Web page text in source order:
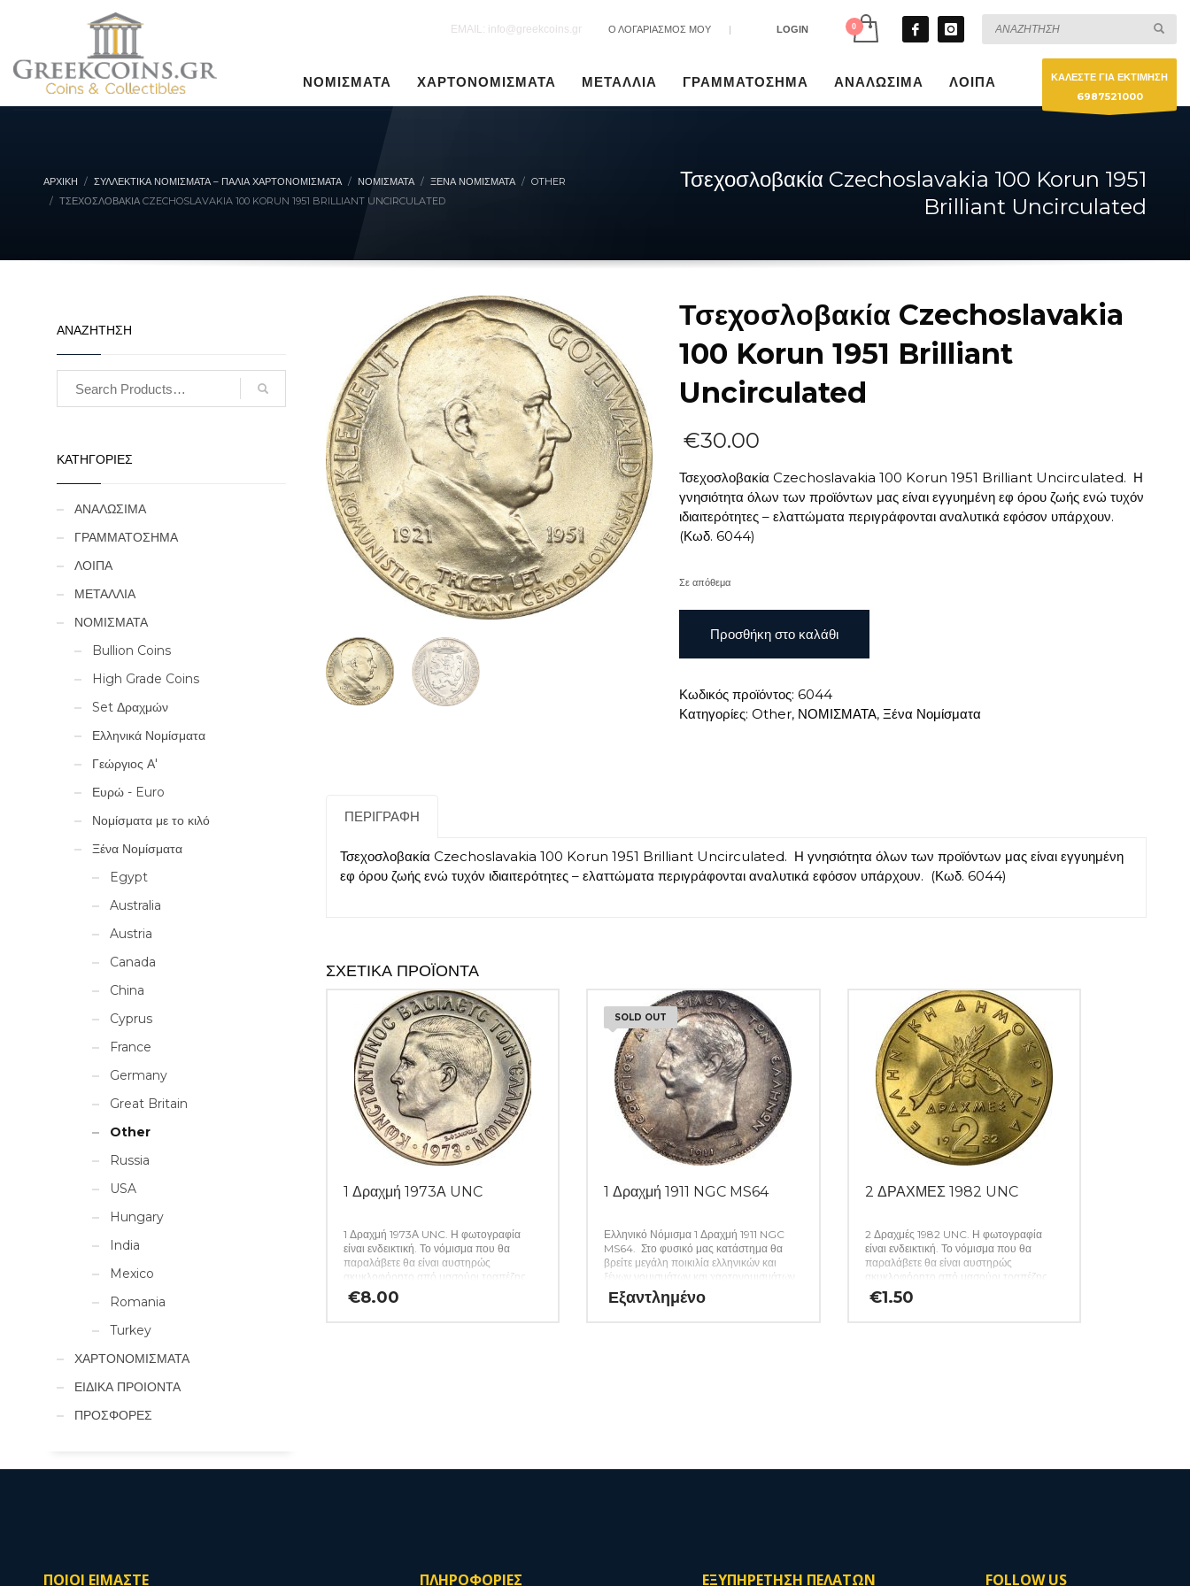
EMAIL: info@greekcoins.gr Ο ΛΟΓΑΡΙΑΣΜΟΣ ΜΟΥ | LOGIN
ΝΟΜΙΣΜΑΤΑ ΧΑΡΤΟΝΟΜΙΣΜΑΤΑ ΜΕΤΑΛΛΙΑ ΓΡΑΜΜΑΤΟΣΗΜΑ ΑΝΑΛΩΣΙΜΑ ΛΟΙΠΑ
ΚΑΛΕΣΤΕ ΓΙΑ ΕΚΤΙΜΗΣΗ
6987521000
ΑΡΧΙΚΉ ΣΥΛΛΕΚΤΙΚΆ ΝΟΜΊΣΜΑΤΑ – ΠΑΛΙΆ ΧΑΡΤΟΝΟΜΊΣΜΑΤΑ ΝΟΜΙΣΜΑΤΑ ΞΈΝΑ ΝΟΜΊΣΜΑΤΑ
OTHER
ΤΣΕΧΟΣΛΟΒΑΚΊΑ CZECHOSLAVAKIA 100 KORUN 1951 BRILLIANT UNCIRCULATED
Τσεχοσλοβακία Czechoslavakia 100 Korun 1951
Brilliant Uncirculated
Τσεχοσλοβακία Czechoslavakia
100 Korun 1951 Brilliant
Uncirculated
€30.00
Τσεχοσλοβακία Czechoslavakia 100 Korun 1951 Brilliant Uncirculated. Η
γνησιότητα όλων των προϊόντων μας είναι εγγυημένη εφ όρου ζωής ενώ τυχόν
ιδιαιτερότητες – ελαττώματα περιγράφονται αναλυτικά εφόσον υπάρχουν.
(Κωδ. 6044)
Σε απόθεμα
Czechoslavakia
100
1951
Brilliant
Προσθήκη στο καλάθι
Κωδικός προϊόντος: 6044
Κατηγορίες: Other, ΝΟΜΙΣΜΑΤΑ, Ξένα Νομίσματα
ΠΕΡΙΓΡΑΦΉ
Τσεχοσλοβακία Czechoslavakia 100 Korun 1951 Brilliant Uncirculated. Η γνησιότητα όλων των προϊόντων μας είναι εγγυημένη
εφ όρου ζωής ενώ τυχόν ιδιαιτερότητες – ελαττώματα περιγράφονται αναλυτικά εφόσον υπάρχουν. (Κωδ. 6044)
ΣΧΕΤΙΚΆ ΠΡΟΪΌΝΤΑ
1 Δραχμή 1973Α UNC
1 Δραχμή 1973Α UNC. Η φωτογραφία
είναι ενδεικτική. Το νόμισμα που θα
παραλάβετε θα είναι αυστηρώς
ακυκλοφόρητο από μασούρι τραπέζης.
€8.00
SOLD OUT
1 Δραχμή 1911 NGC MS64
Ελληνικό Νόμισμα 1 Δραχμή 1911 NGC
MS64. Στο φυσικό μας κατάστημα θα
βρείτε μεγάλη ποικιλία ελληνικών και
ξένων νομισμάτων και χαρτονομισμάτων
καθώς και όλα τα απαραίτητα αναλώσιμα
για την συλλογή σας. (Κωδ. 46)
Εξαντλημένο
2 ΔΡΑΧΜΕΣ 1982 UNC
2 Δραχμές 1982 UNC. Η φωτογραφία
είναι ενδεικτική. Το νόμισμα που θα
παραλάβετε θα είναι αυστηρώς
ακυκλοφόρητο από μασούρι τραπέζης.
(Κωδ: 141)
€1.50
ΑΝΑΖΗΤΗΣΗ
ΚΑΤΗΓΟΡΙΕΣ
ΑΝΑΛΩΣΙΜΑ
ΓΡΑΜΜΑΤΟΣΗΜΑ
ΛΟΙΠΑ
ΜΕΤΑΛΛΙΑ
ΝΟΜΙΣΜΑΤΑ
Bullion Coins
High Grade Coins
Set Δραχμών
Ελληνικά Νομίσματα
Γεώργιος Α'
Ευρώ - Euro
Νομίσματα με το κιλό
Ξένα Νομίσματα
Egypt
Australia
Austria
Canada
China
Cyprus
France
Germany
Great Britain
Other
Russia
USA
Hungary
India
Mexico
Romania
Turkey
ΧΑΡΤΟΝΟΜΙΣΜΑΤΑ
ΕΙΔΙΚΑ ΠΡΟΙΟΝΤΑ
ΠΡΟΣΦΟΡΕΣ
ΠΟΙΟΙ ΕΙΜΑΣΤΕ ΠΛΗΡΟΦΟΡΙΕΣ ΕΞΥΠΗΡΕΤΗΣΗ ΠΕΛΑΤΩΝ FOLLOW US